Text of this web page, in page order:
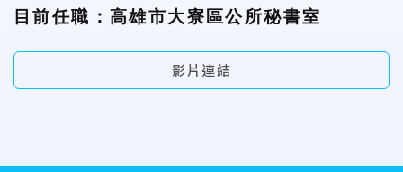
目前任職：高雄市大寮區公所秘書室
影片連結